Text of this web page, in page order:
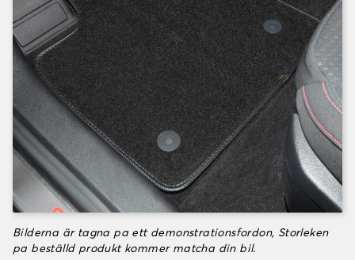
Bilderna är tagna pa ett demonstrationsfordon, Storleken
pa beställd produkt kommer matcha din bil.